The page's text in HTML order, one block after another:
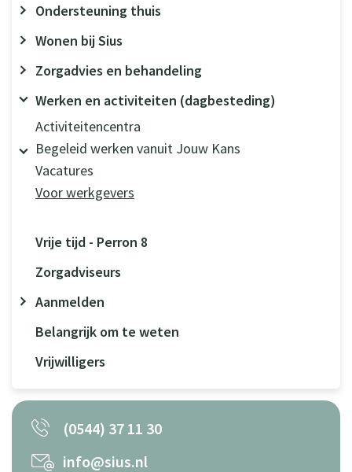
Ondersteuning thuis
Wonen bij Sius
Zorgadvies en behandeling
Werken en activiteiten (dagbesteding)
Activiteitencentra
Begeleid werken vanuit Jouw Kans
Vacatures
Voor werkgevers
Vrije tijd - Perron 8
Zorgadviseurs
Aanmelden
Belangrijk om te weten
Vrijwilligers
(0544) 37 11 30
info@sius.nl